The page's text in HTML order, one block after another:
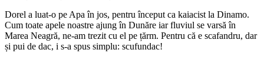
Dorel a luat-o pe Apa în jos, pentru început ca kaiacist la Dinamo.
Cum toate apele noastre ajung în Dunăre iar fluviul se varsă în
Marea Neagră, ne-am trezit cu el pe țărm. Pentru că e scafandru, dar
și pui de dac, i s-a spus simplu: scufundac!